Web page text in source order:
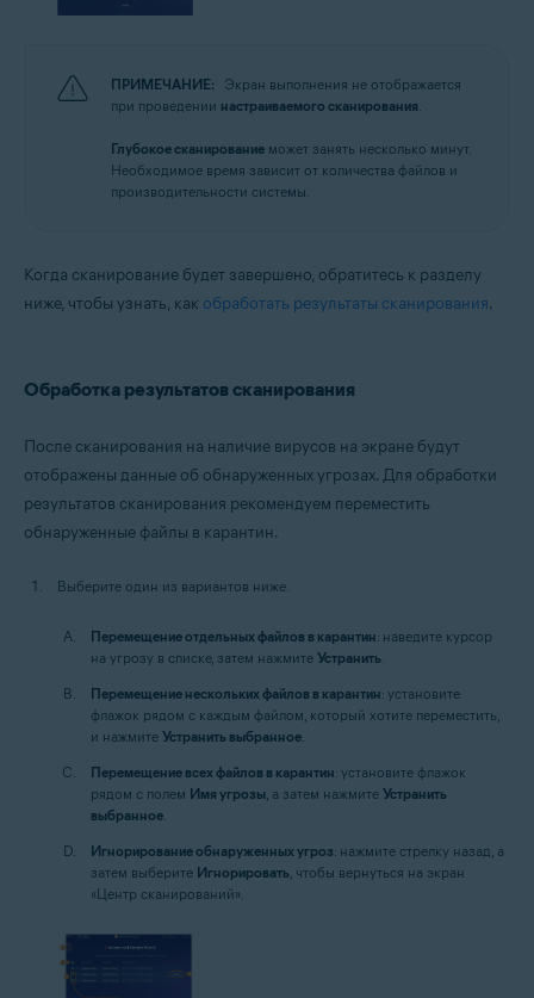
ПРИМЕЧАНИЕ:
Экран выполнения не отображается
при проведении настраиваемого сканирования.
Глубокое сканирование может занять несколько минут.
Необходимое время зависит от количества файлов и
производительности системы.
Когда сканирование будет завершено, обратитесь к разделу
ниже, чтобы узнать, как обработать результаты сканирования.
Обработка результатов сканирования
После сканирования на наличие вирусов на экране будут
отображены данные об обнаруженных угрозах. Для обработки
результатов сканирования рекомендуем переместить
обнаруженные файлы в карантин.
Выберите один из вариантов ниже.
Перемещение отдельных файлов в карантин: наведите курсор
на угрозу в списке, затем нажмите Устранить.
Перемещение нескольких файлов в карантин: установите
флажок рядом с каждым файлом, который хотите переместить,
и нажмите Устранить выбранное.
Перемещение всех файлов в карантин: установите флажок
рядом с полем Имя угрозы, а затем нажмите Устранить
выбранное.
Игнорирование обнаруженных угроз: нажмите стрелку назад, а
затем выберите Игнорировать, чтобы вернуться на экран
«Центр сканирований».